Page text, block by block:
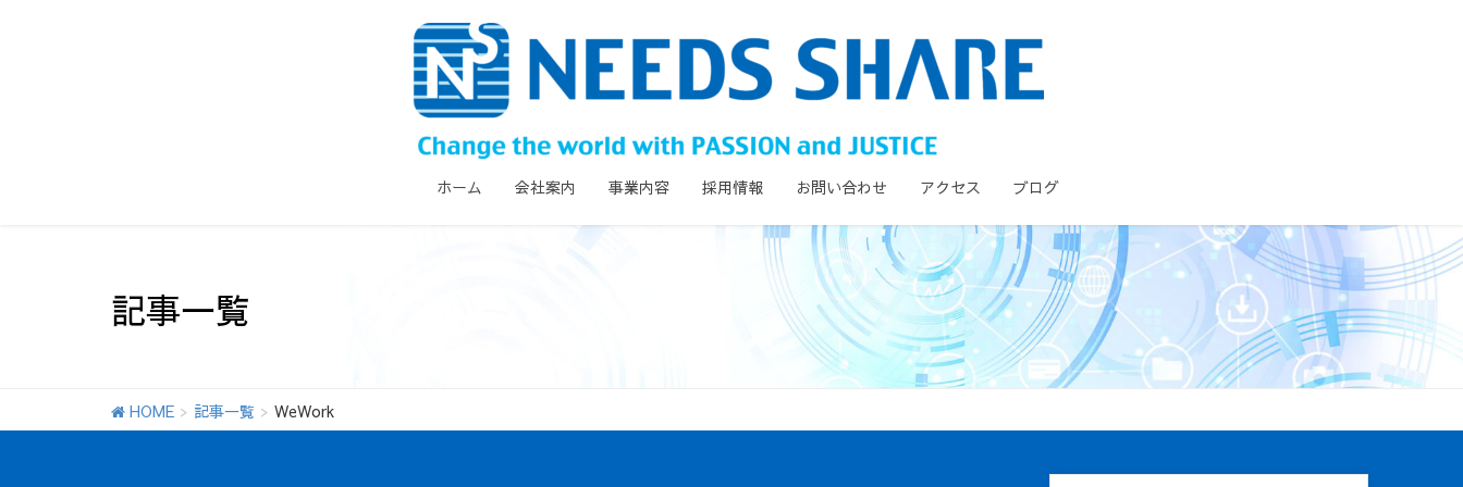
ホーム 会社案内 事業内容 採用情報 お問い合わせ アクセス ブログ
記事一覧
HOME 記事一覧 WeWork